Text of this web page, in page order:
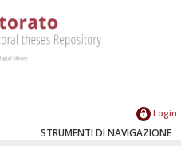
Login
STRUMENTI DI NAVIGAZIONE